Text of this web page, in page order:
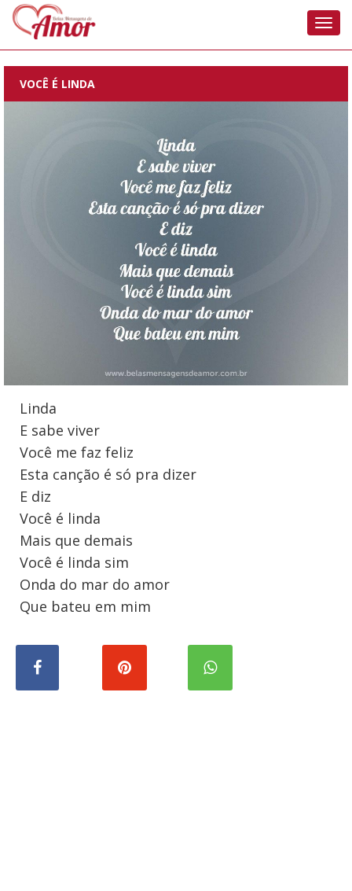
VOCÊ É LINDA
Linda
E sabe viver
Você me faz feliz
Esta canção é só pra dizer
E diz
Você é linda
Mais que demais
Você é linda sim
Onda do mar do amor
Que bateu em mim